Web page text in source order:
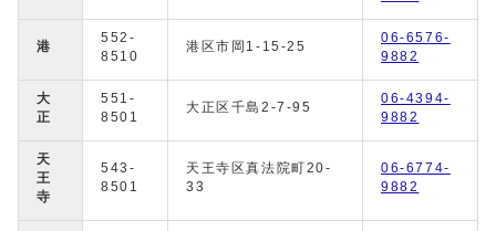
港
552-
8510
港区市岡1-15-25
06-6576-
9882
大
正
551-
8501
大正区千島2-7-95
06-4394-
9882
天
王
寺
543-
8501
天王寺区真法院町20-
33
06-6774-
9882